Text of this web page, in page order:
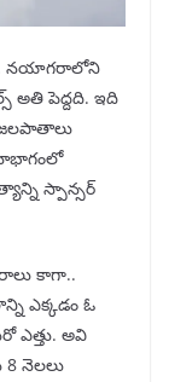
నయాగరాలోని
అతి పెద్దది. ఇది
జలపాతాలు
స్పాన్సర్
కాగా..
ఎక్కడం ఓ
ఎత్తు. అవి
8 నెలలు